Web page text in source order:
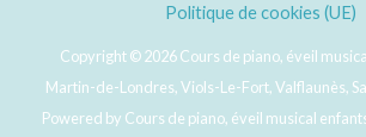
Politique de cookies (UE)
Copyright © 2026 Cours de piano, éveil
Martin-de-Londres, Viols-Le-Fort, Valflaunès,
Powered by Cours de piano, éveil musical